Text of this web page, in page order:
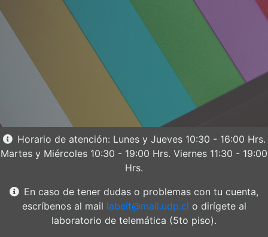
Horario de atención: Lunes y Jueves 10:30 - 16:00 Hrs.
Martes y Miércoles 10:30 - 19:00 Hrs. Viernes 11:30 - 19:00
Hrs.
En caso de tener dudas o problemas con tu cuenta,
escríbenos al mail labeit@mail.udp.cl o dirígete al
laboratorio de telemática (5to piso).